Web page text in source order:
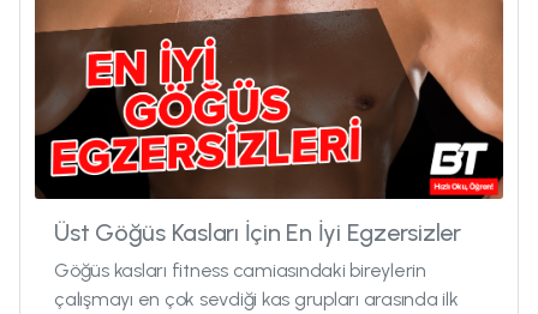
Üst Göğüs Kasları İçin En İyi Egzersizler
Göğüs kasları fitness camiasındaki bireylerin
çalışmayı en çok sevdiği kas grupları arasında ilk